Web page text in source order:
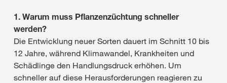
1. Warum muss Pflanzenzüchtung schneller
werden?
Die Entwicklung neuer Sorten dauert im Schnitt 10 bis
12 Jahre, während Klimawandel, Krankheiten und
Schädlinge den Handlungsdruck erhöhen. Um
schneller auf diese Herausforderungen reagieren zu